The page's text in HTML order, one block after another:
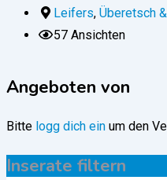
Leifers, Überetsch
57 Ansichten
Angeboten von
Bitte logg dich ein um den
Inserate filtern